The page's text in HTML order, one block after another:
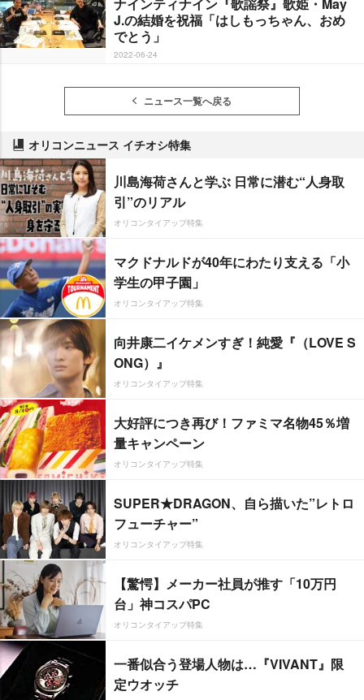
J.の結婚を祝福「はしもっちゃん、おめ
でとう」
2022-06-24
ニュース一覧へ戻る
オリコンニュース イチオシ特集
川島海荷さんと学ぶ 日常に潜む“人身取
引”のリアル
オリコンタイアップ特集
マクドナルドが40年にわたり支える「小
学生の甲子園」
オリコンタイアップ特集
向井康二イケメンすぎ！純愛『（LOVE S
ONG）』
オリコンタイアップ特集
大好評につき再び！ファミマ名物45％増
量キャンペーン
オリコンタイアップ特集
SUPER★DRAGON、自ら描いた”レトロ
フューチャー”
オリコンタイアップ特集
【驚愕】メーカー社員が推す「10万円
台」神コスパPC
オリコンタイアップ特集
一番似合う登場人物は…『VIVANT』限
定ウオッチ